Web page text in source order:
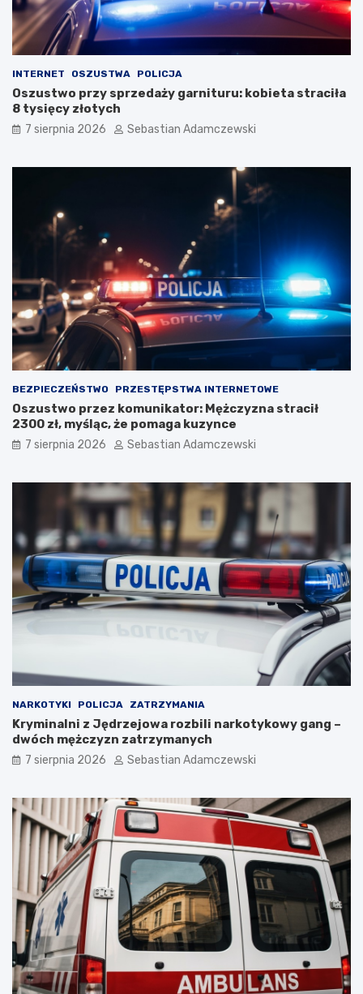
INTERNET OSZUSTWA POLICJA
Oszustwo przy sprzedaży garnituru: kobieta straciła
8 tysięcy złotych
7 sierpnia 2026 Sebastian Adamczewski
BEZPIECZEŃSTWO PRZESTĘPSTWA INTERNETOWE
Oszustwo przez komunikator: Mężczyzna stracił
2300 zł, myśląc, że pomaga kuzynce
7 sierpnia 2026 Sebastian Adamczewski
NARKOTYKI POLICJA ZATRZYMANIA
Kryminalni z Jędrzejowa rozbili narkotykowy gang –
dwóch mężczyzn zatrzymanych
7 sierpnia 2026 Sebastian Adamczewski